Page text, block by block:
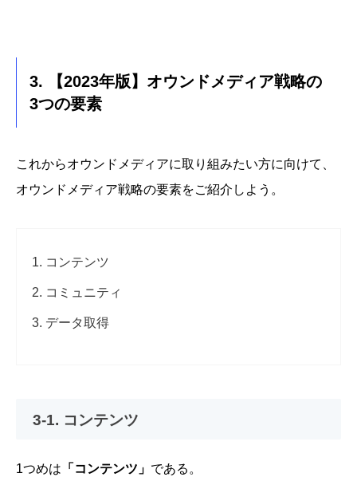
3. 【2023年版】オウンドメディア戦略の
3つの要素
これからオウンドメディアに取り組みたい方に向けて、
オウンドメディア戦略の要素をご紹介しよう。
コンテンツ
コミュニティ
データ取得
3-1. コンテンツ
1つめは 「コンテンツ」 である。